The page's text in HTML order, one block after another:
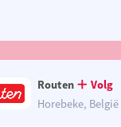
Routen
Volg
Horebeke, België